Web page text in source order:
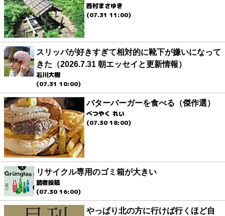
西村まさゆき
(07.31 11:00)
スリッパが好きすぎて相対的に靴下が嫌いになって
きた（2026.7.31 朝エッセイと更新情報）
石川大樹
(07.31 10:00)
バターバーガーを食べる（傑作選）
べつやく れい
(07.30 18:00)
リサイクル専用のゴミ箱が大きい
読者投稿
(07.30 16:00)
やっぱり北の方に行けば行くほど自